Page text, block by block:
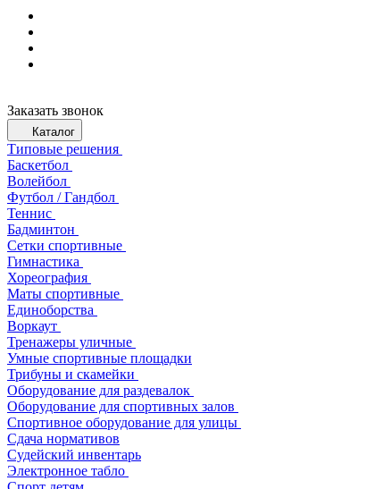
Заказать звонок
Каталог
Типовые решения
Баскетбол
Волейбол
Футбол / Гандбол
Теннис
Бадминтон
Сетки спортивные
Гимнастика
Хореография
Маты спортивные
Единоборства
Воркаут
Тренажеры уличные
Умные спортивные площадки
Трибуны и скамейки
Оборудование для раздевалок
Оборудование для спортивных залов
Спортивное оборудование для улицы
Сдача нормативов
Судейский инвентарь
Электронное табло